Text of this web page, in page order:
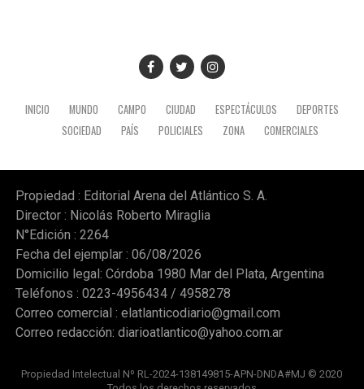
INICIO MUNDO CAMPO CIUDAD ESPECTÁCULOS
DEPORTES
SOCIEDAD
PAÍS POLICIALES ZONA COMERCIALES
Propiedad : Editorial Arena del Atlántico S. A.
Director : Nicolás Roberto Miraglia
N°Edición : 2264
Fecha del ejemplar : 06/08/2026
Domicilio legal: Córdoba 1980 Mar del Plata, Argentina
Teléfonos : 0223-4956434 / 4958278
Correo comercial : elatlanticodiario@gmail.com
Correo redacción: diarioatlantico@yahoo.com.ar
Propiedad Intelectual Nº RL-2024-138149815-APN-DNDA#MJ © 2020